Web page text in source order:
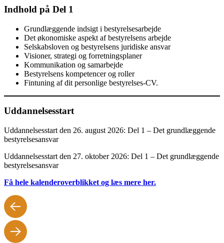
Indhold på Del 1
Grundlæggende indsigt i bestyrelsesarbejde
Det økonomiske aspekt af bestyrelsens arbejde
Selskabsloven og bestyrelsens juridiske ansvar
Visioner, strategi og forretningsplaner
Kommunikation og samarbejde
Bestyrelsens kompetencer og roller
Fintuning af dit personlige bestyrelses-CV.
Uddannelsesstart
Uddannelsesstart den 26. august 2026: Del 1 – Det grundlæggende
bestyrelsesansvar
Uddannelsesstart den 27. oktober 2026: Del 1 – Det grundlæggende
bestyrelsesansvar
Få hele kalenderoverblikket og læs mere her.